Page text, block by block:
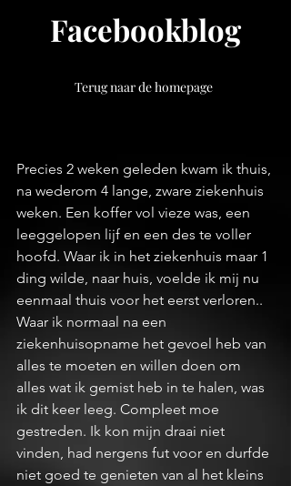
Facebookblog
Terug naar de homepage
Precies 2 weken geleden kwam ik thuis,
na wederom 4 lange, zware ziekenhuis
weken. Een koffer vol vieze was, een
leeggelopen lijf en een des te voller
hoofd. Waar ik in het ziekenhuis maar 1
ding wilde, naar huis, voelde ik mij nu
eenmaal thuis voor het eerst verloren..
Waar ik normaal na een
ziekenhuisopname het gevoel heb van
alles te moeten en willen doen om
alles wat ik gemist heb in te halen, was
ik dit keer leeg. Compleet moe
gestreden. Ik kon mijn draai niet
vinden, had nergens fut voor en durfde
niet goed te genieten van al het kleins